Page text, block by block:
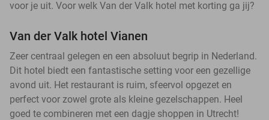
voor je uit. Voor welk Van der Valk hotel met korting ga jij?
Van der Valk hotel Vianen
Zeer centraal gelegen en een absoluut begrip in Nederland.
Dit hotel biedt een fantastische setting voor een gezellige
avond uit. Het restaurant is ruim, sfeervol opgezet en
perfect voor zowel grote als kleine gezelschappen. Heel
goed te combineren met een dagje shoppen in Utrecht!